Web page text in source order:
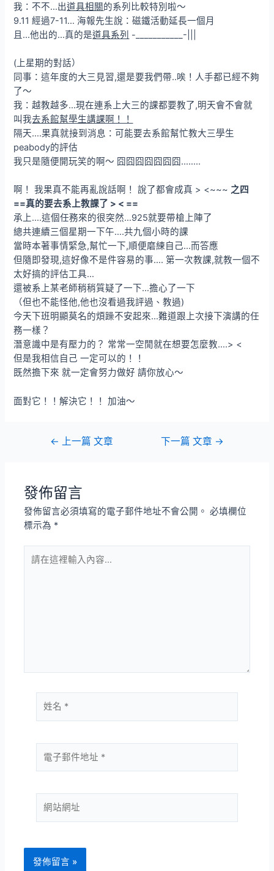
我：不不…出道具相關的系列比較特別啦～
9.11 經過7-11… 海報先生說：磁鐵活動延長一個月
且…他出的…真的是道具系列 -___________-|||
(上星期的對話）
同事：這年度的大三見習,還是要我們帶..唉！人手都已經不夠
了～
我：越教越多…現在連系上大三的課都要教了,明天會不會就
叫我去系館幫學生講課啊！！
隔天….果真就接到消息：可能要去系館幫忙教大三學生
peabody的評估
我只是隨便開玩笑的啊～ 囧囧囧囧囧囧囧……..
啊！ 我果真不能再亂說話啊！ 說了都會成真 > <~~~ 之四
==真的要去系上教課了 > < ==
承上….這個任務來的很突然…925就要帶槍上陣了
總共連續三個星期一下午….共九個小時的課
當時本著事情緊急,幫忙一下,順便磨練自己…而答應
但隨即發現,這好像不是件容易的事…. 第一次教課,就教一個不
太好搞的評估工具…
還被系上某老師稍稍質疑了一下…擔心了一下
（但也不能怪他,他也沒看過我評過、教過)
今天下班明顯莫名的煩躁不安起來…難道跟上次接下演講的任
務一樣？
潛意識中是有壓力的？ 常常一空閒就在想要怎麼教….> <
但是我相信自己 一定可以的！！
既然擔下來 就一定會努力做好 請你放心～
面對它！！解決它！！ 加油～
覽
← 上一篇 文章 下一篇 文章 →
發佈留言
發佈留言必須填寫的電子郵件地址不會公開。 必填欄位
標示為 *
在
名
子
件
地
站